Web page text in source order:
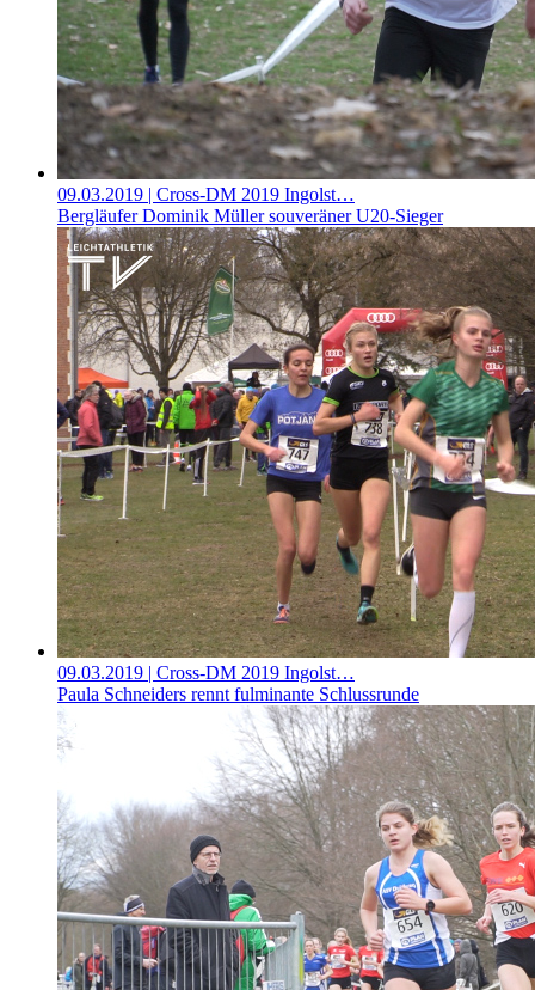
09.03.2019 | Cross-DM 2019 Ingolst…
Bergläufer Dominik Müller souveräner U20-Sieger
09.03.2019 | Cross-DM 2019 Ingolst…
Paula Schneiders rennt fulminante Schlussrunde